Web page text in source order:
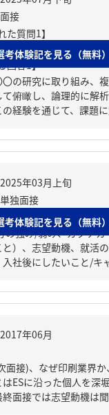
た質問1】
いて
回答1】
の研究に取り組み、
俯瞰し、論理的に解
経験を通じて、課題
考体験記を見る（無料）
題】
の強み/弱み、ガクチカ
）、志望動機、就活
入社後にしたいこと/キ
考体験記を見る（無料）
面接)、なぜ印刷業界か
ESに沿った個人を深
終面接では志望動機は